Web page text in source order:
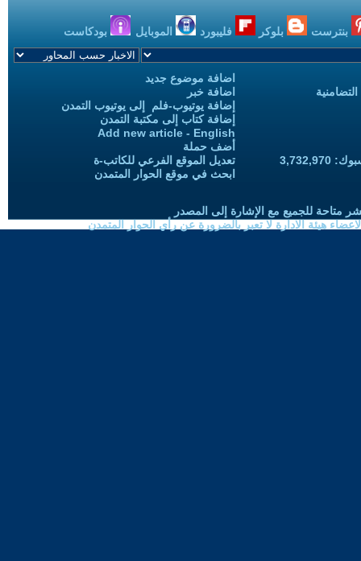
بنترست بلوكر فليبورد الموبايل بودكاست
اضافة موضوع جديد
اضافة خبر
إضافة يوتيوب-فلم إلى يوتيوب التمدن
إضافة كتاب إلى مكتبة التمدن
Add new article - English
أضف حملة
تعديل الموقع الفرعي للكاتب-ة
ابحث في موقع الحوار المتمدن
متاحة للجميع مع الإشارة إلى المصدر
هيئة الادارة لا تعبر بالضرورة عن رأي الحوار المتمدن